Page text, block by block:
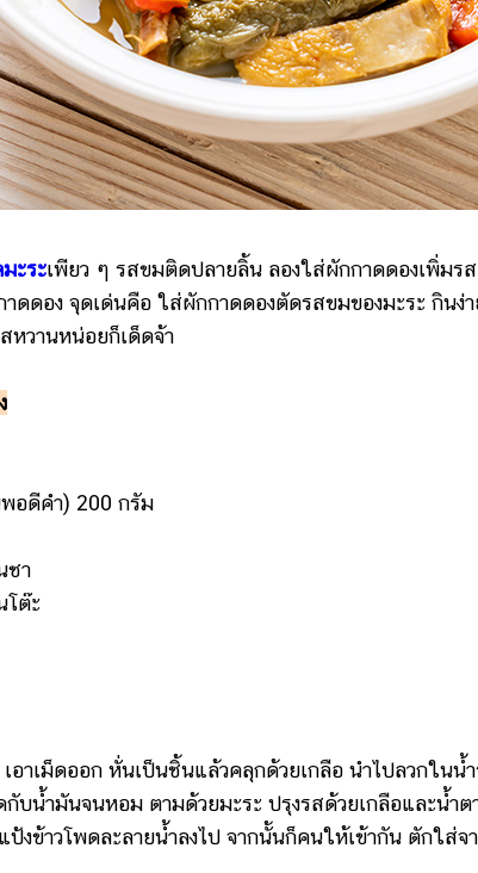
ะระเพียว ๆ รสขมติดปลายลิ้น ลองใส่ผักกาดดองเพิ่มร
าดดอง จุดเด่นคือ ใส่ผักกาดดองตัดรสขมของมะระ กินง่
หวานหน่อยก็เด็ดจ้า
อดีคำ) 200 กรัม
ชา
ต๊ะ
าเม็ดออก หั่นเป็นชิ้นแล้วคลุกด้วยเกลือ นำไปลวกในน้
น้ำมันจนหอม ตามด้วยมะระ ปรุงรสด้วยเกลือและน้ำต
ป้งข้าวโพดละลายน้ำลงไป จากนั้นก็คนให้เข้ากัน ตักใส่จ